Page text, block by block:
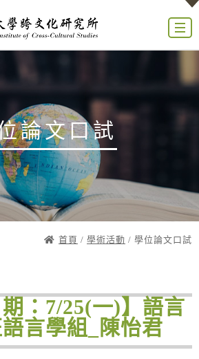
論文口試
首頁 / 學術活動 / 學位論文口試
期：7/25(一)】語言
言學組_陳怡君